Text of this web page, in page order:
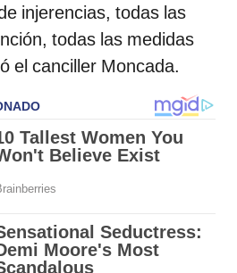
injerencias, todas las
todas las medidas
el canciller Moncada.